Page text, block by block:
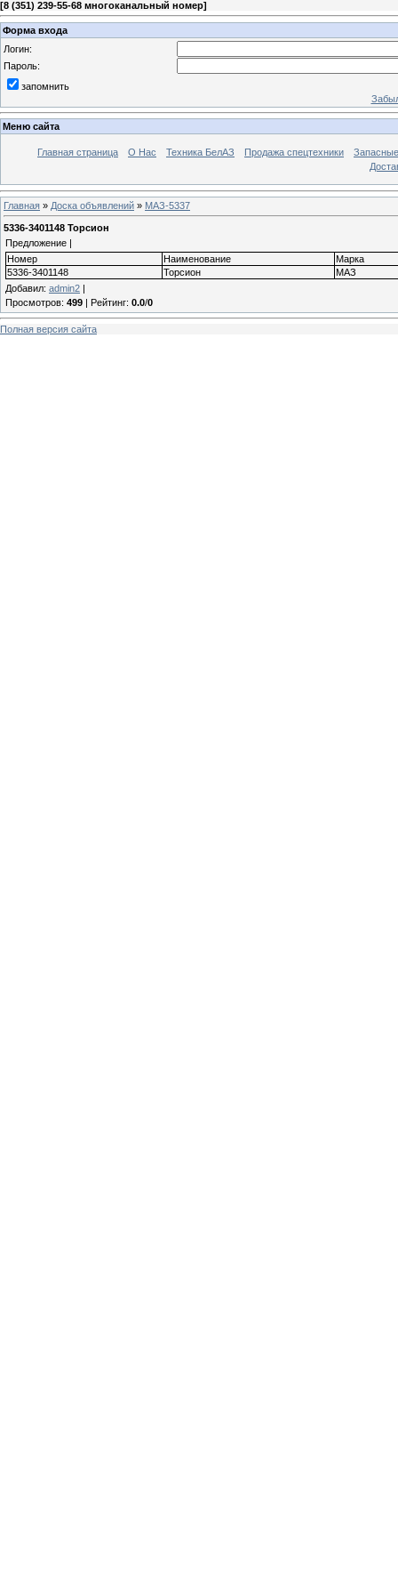
[8 (351) 239-55-68 многоканальный номер]
Форма входа
Логин:
Пароль:
запомнить
Меню сайта
Главная страница О Нас Техника БелАЗ Продажа спецтехники
Главная » Доска объявлений » МАЗ-5337
5336-3401148 Торсион
Предложение |
Номер
Наименование
Марка
5336-3401148
Торсион
МАЗ
Добавил: admin2 |
Просмотров: 499 | Рейтинг: 0.0/0
Полная версия сайта